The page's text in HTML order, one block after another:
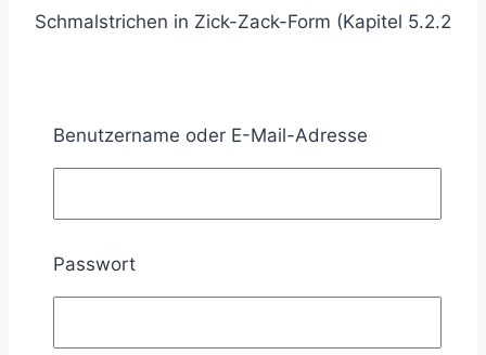
Schmalstrichen in Zick-Zack-Form (Kapitel 5.2.2
Bei größere Flächen verlaufen
Verbotsstrecke oder werden im mittleren Teil
unterbrochen (Kapitel 5.2.2 RMS Teil 1).
Benutzername oder E-Mail-Adresse
Passwort